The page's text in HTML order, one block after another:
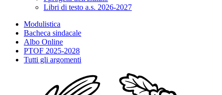
Libri di testo a.s. 2026-2027
Modulistica
Bacheca sindacale
Albo Online
PTOF 2025-2028
Tutti gli argomenti